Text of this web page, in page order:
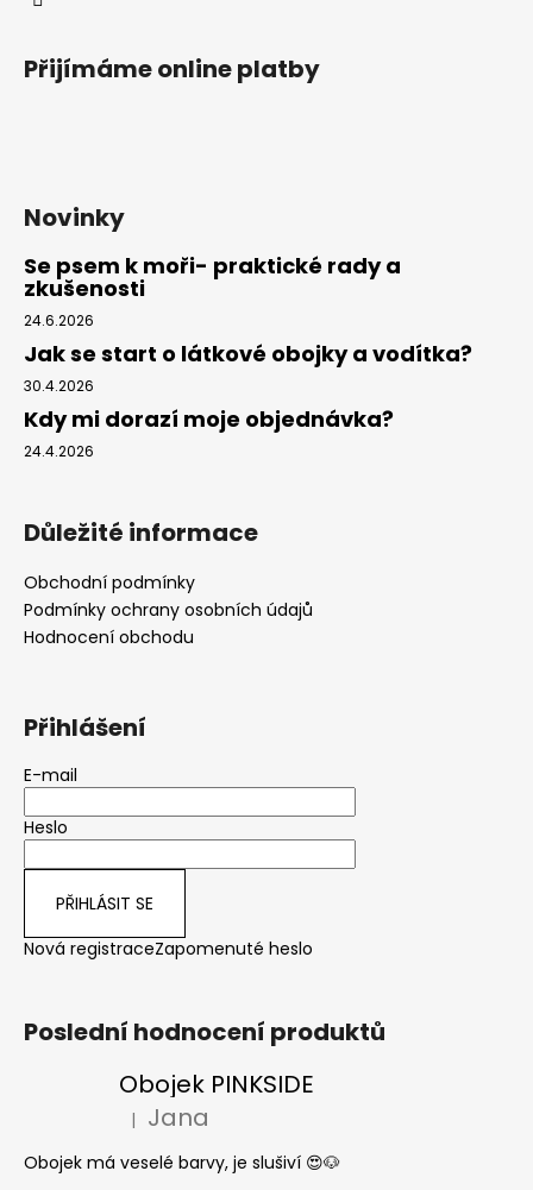
Přijímáme online platby
Novinky
Se psem k moři- praktické rady a
zkušenosti
24.6.2026
Jak se start o látkové obojky a vodítka?
30.4.2026
Kdy mi dorazí moje objednávka?
24.4.2026
Důležité informace
Obchodní podmínky
Podmínky ochrany osobních údajů
Hodnocení obchodu
Přihlášení
E-mail
Heslo
PŘIHLÁSIT SE
Nová registraceZapomenuté heslo
Poslední hodnocení produktů
Obojek PINKSIDE
Hodnocení produktu je 5 z 5 hvězdiček.
| Jana
Obojek má veselé barvy, je slušiví 😍🐶